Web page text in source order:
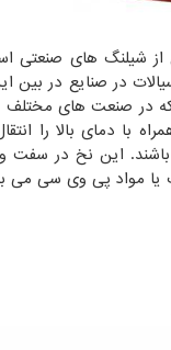
شیلنگ های صنعتی
در صنایع در بین
در صنعت های
با دمای بالا را
این نخ در سفت
یا مواد پی وی سی می